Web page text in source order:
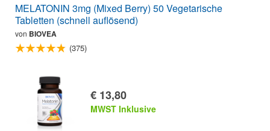
MELATONIN 3mg (Mixed Berry) 50 Vegetarische
Tabletten (schnell auflösend)
von BIOVEA
(375)
€ 13,80
MWST Inklusive